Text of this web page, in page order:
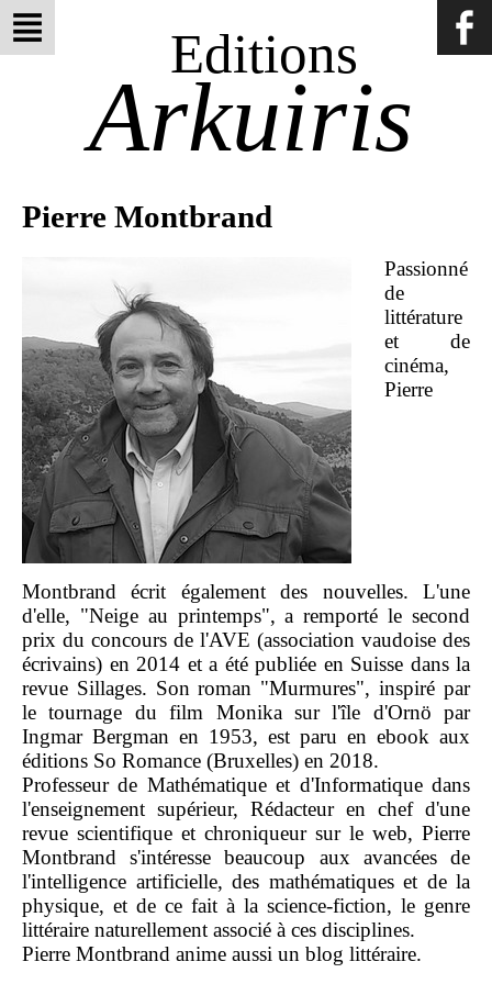
Editions
Arkuiris
Pierre Montbrand
Passionné
de
littérature
et de
cinéma,
Pierre
Montbrand écrit également des nouvelles. L'une
d'elle, "Neige au printemps", a remporté le second
prix du concours de l'AVE (association vaudoise des
écrivains) en 2014 et a été publiée en Suisse dans la
revue Sillages. Son roman "Murmures", inspiré par
le tournage du film Monika sur l'île d'Ornö par
Ingmar Bergman en 1953, est paru en ebook aux
éditions So Romance (Bruxelles) en 2018.
Professeur de Mathématique et d'Informatique dans
l'enseignement supérieur, Rédacteur en chef d'une
revue scientifique et chroniqueur sur le web, Pierre
Montbrand s'intéresse beaucoup aux avancées de
l'intelligence artificielle, des mathématiques et de la
physique, et de ce fait à la science-fiction, le genre
littéraire naturellement associé à ces disciplines.
Pierre Montbrand anime aussi un blog littéraire.